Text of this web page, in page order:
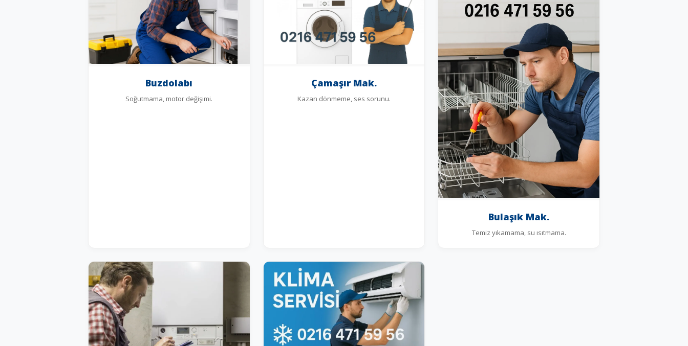
Buzdolabı
Soğutmama, motor değişimi.
Çamaşır Mak.
Kazan dönmeme, ses sorunu.
Bulaşık Mak.
Temiz yıkamama, su ısıtmama.